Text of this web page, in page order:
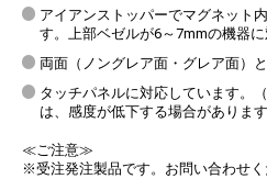
▲CRT-TR20
アイアンストッパーでマグネット
す。上部ベゼルが6～7mmの機器に
両面（ノングレア面・グレア面）
タッチパネルに対応しています。
は、感度が低下する場合があります
≪ご注意≫
※受注発注製品です。お問い合わせく